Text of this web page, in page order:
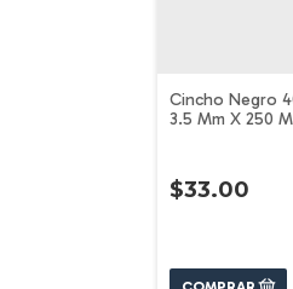
Cincho Negro
3.5 Mm X 250
$33.00